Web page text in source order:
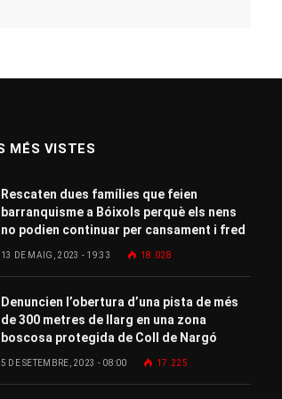
MÉS VISTES
Rescaten dues famílies que feien
barranquisme a Bóixols perquè els nens
no podien continuar per cansament i fred
13 DE MAIG, 2023 - 19:33 18.028
Denuncien l’obertura d’una pista de més
de 300 metres de llarg en una zona
boscosa protegida de Coll de Nargó
5 DE SETEMBRE, 2023 - 08:00 17.225